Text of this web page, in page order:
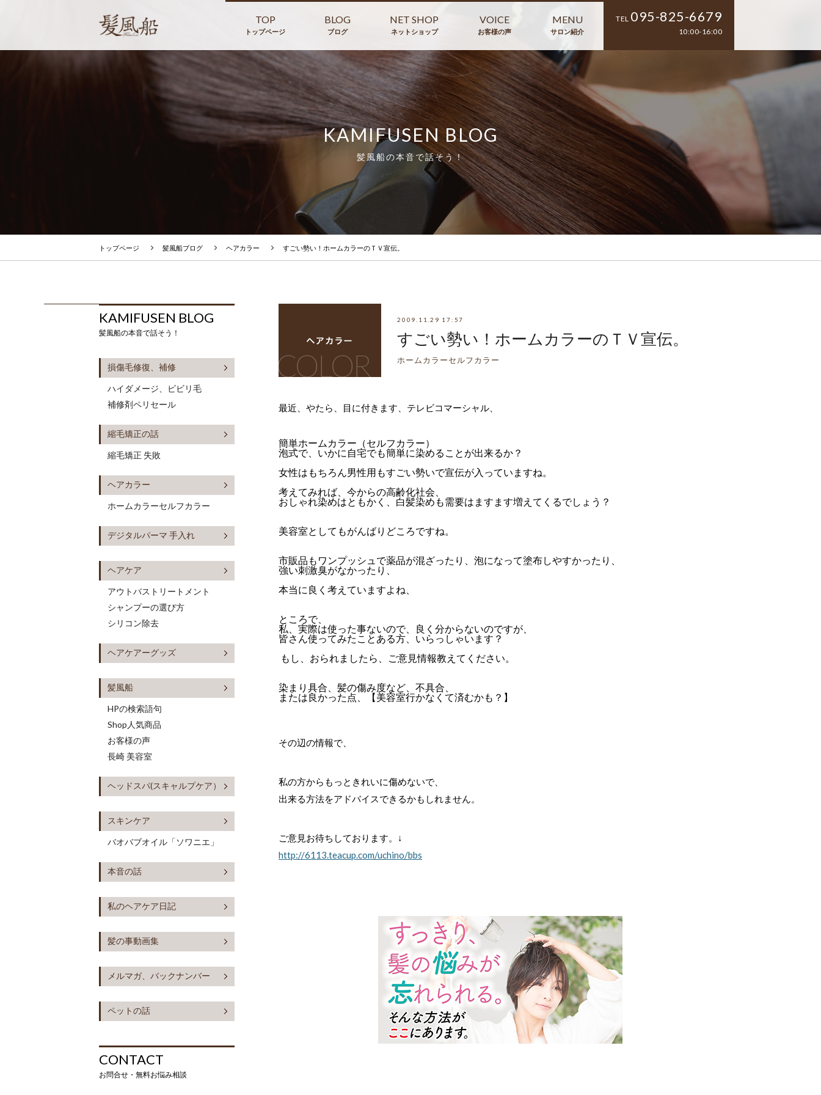
TEL 095-825-6679
10:00-16:00
TOP
トップページ
BLOG
ブログ
NET SHOP
ネットショップ
VOICE
お客様の声
MENU
サロン紹介
KAMIFUSEN BLOG
髪風船の本音で話そう！
トップページ 髪風船ブログ ヘアカラー すごい勢い！ホームカラーのＴＶ宣伝。
KAMIFUSEN BLOG
髪風船の本音で話そう！
損傷毛修復、補修
ハイダメージ、ビビリ毛
補修剤ペリセール
縮毛矯正の話
縮毛矯正 失敗
ヘアカラー
ホームカラーセルフカラー
デジタルパーマ 手入れ
ヘアケア
アウトバストリートメント
シャンプーの選び方
シリコン除去
ヘアケアーグッズ
髪風船
HPの検索語句
Shop人気商品
お客様の声
長崎 美容室
ヘッドスパ(スキャルプケア）
スキンケア
バオバブオイル「ソワニエ」
本音の話
私のヘアケア日記
髪の事動画集
メルマガ、バックナンバー
ペットの話
CONTACT
お問合せ・無料お悩み相談
2009.11.29 17:57
すごい勢い！ホームカラーのＴＶ宣伝。
ホームカラーセルフカラー
最近、やたら、目に付きます、テレビコマーシャル、
簡単ホームカラー（セルフカラー）
泡式で、いかに自宅でも簡単に染めることが出来るか？
女性はもちろん男性用もすごい勢いで宣伝が入っていますね。
考えてみれば、今からの高齢化社会、
おしゃれ染めはともかく、白髪染めも需要はますます増えてくるでしょう？
美容室としてもがんばりどころですね。
市販品もワンプッシュで薬品が混ざったり、泡になって塗布しやすかったり、
強い刺激臭がなかったり、
本当に良く考えていますよね、
ところで、
私、実際は使った事ないので、良く分からないのですが、
皆さん使ってみたことある方、いらっしゃいます？
もし、おられましたら、ご意見情報教えてください。
染まり具合、髪の傷み度など、不具合、
または良かった点、【美容室行かなくて済むかも？】
その辺の情報で、
私の方からもっときれいに傷めないで、
出来る方法をアドバイスできるかもしれません。
ご意見お待ちしております。↓
http://6113.teacup.com/uchino/bbs